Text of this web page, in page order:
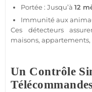
Portée: Jusqu’à 12
Immunité aux
Ces détecteurs
maisons, appartements,
Un Contrôle